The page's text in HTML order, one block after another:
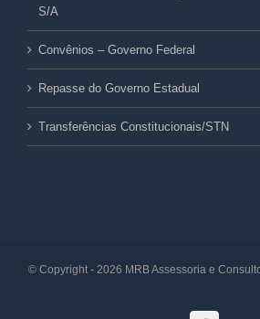
S/A
Convênios – Governo Federal
Repasse do Governo Estadual
Transferências Constitucionais/STN
© Copyright - 2026 MRB Assessoria e